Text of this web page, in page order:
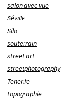
salon avec vue
Séville
Silo
souterrain
street art
streetphotography
Tenerife
topographie